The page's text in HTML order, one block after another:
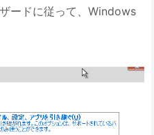
ードに従って、Windows